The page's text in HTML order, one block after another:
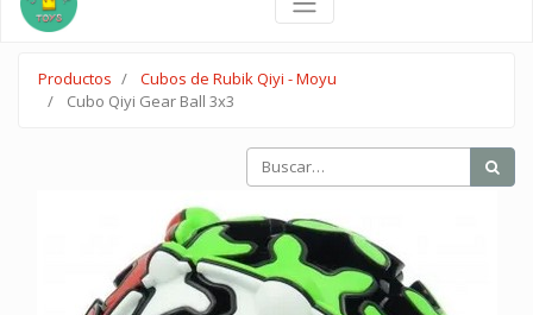
Productos
Cubos de Rubik Qiyi - Moyu
Cubo Qiyi Gear Ball 3x3